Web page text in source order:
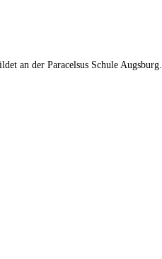
an der Paracelsus Schule Augsburg.